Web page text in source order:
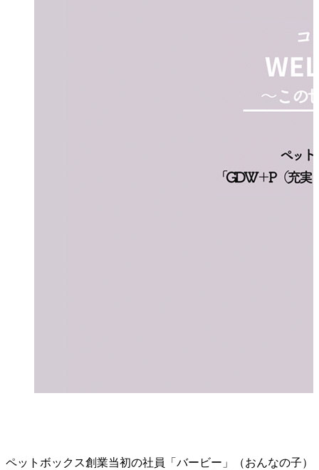
ペットボックス創業当初の社員「バービー」（おんなの子）